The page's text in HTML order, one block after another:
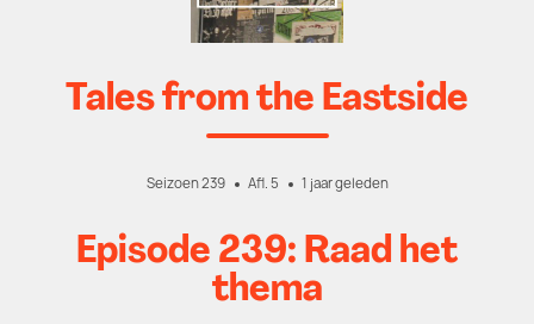
Tales from the Eastside
Seizoen 239 Afl. 5 1 jaar geleden
Episode 239: Raad het
thema